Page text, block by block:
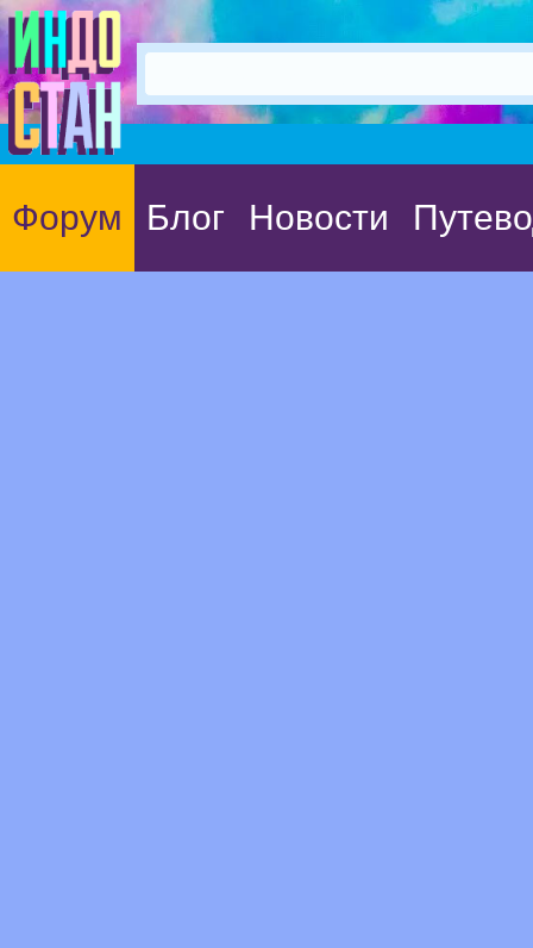
Форум Блог Новости